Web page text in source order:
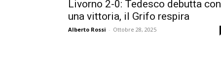
Livorno 2-0: Tedesco debutta con
una vittoria, il Grifo respira
Alberto Rossi - Ottobre 28, 2025